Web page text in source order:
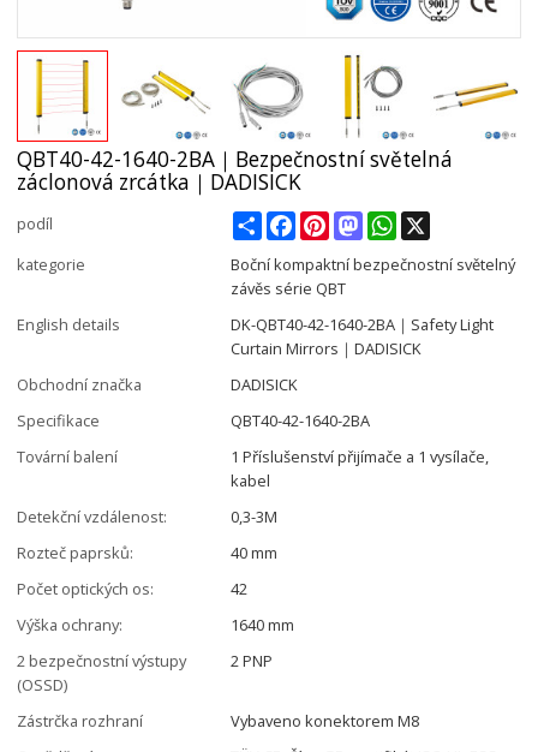
QBT40-42-1640-2BA｜Bezpečnostní světelná
záclonová zrcátka｜DADISICK
podíl ShareFacebookPinterestMastodonWhatsApp
kategorie
Boční kompaktní bezpečnostní světelný
závěs série QBT
English details
DK-QBT40-42-1640-2BA｜Safety Light
Curtain Mirrors｜DADISICK
Obchodní značka
DADISICK
Specifikace
QBT40-42-1640-2BA
Tovární balení
1 Příslušenství přijímače a 1 vysílače,
kabel
Detekční vzdálenost:
0,3-3M
Rozteč paprsků:
40 mm
Počet optických os:
42
Výška ochrany:
1640 mm
2 bezpečnostní výstupy
(OSSD)
2 PNP
Zástrčka rozhraní
Vybaveno konektorem M8